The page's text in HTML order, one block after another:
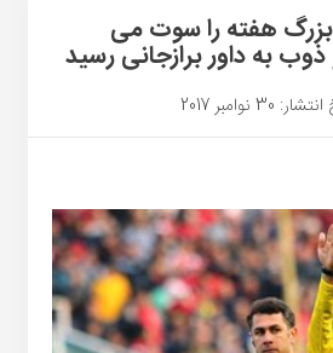
هفته را سوت می
به داور برازجانی رسید
30 نوامبر 2017